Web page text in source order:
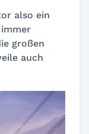
also ein
großen
auch